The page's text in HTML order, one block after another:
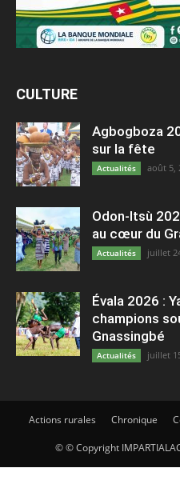
CULTURE
Agbogboza
sur la fête
Actualités août 5,
Odon-Itsù
au cœur du
Actualités juillet
Évala 2026 :
champions
Gnassingbé
Actualités juillet
Actions rurales Chronique
© © Copyright